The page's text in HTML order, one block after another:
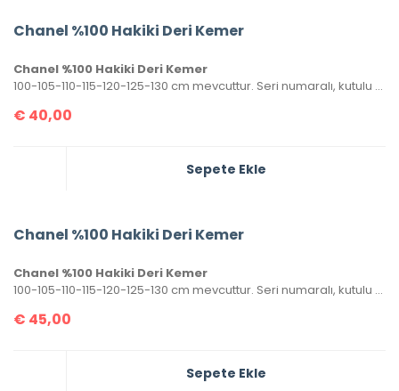
Chanel %100 Hakiki Deri Kemer
Chanel %100 Hakiki Deri Kemer
100-105-110-115-120-125-130 cm mevcuttur. Seri numaralı, kutulu ve sertifikalı olarak gönderilecektir.
€ 40,00
Sepete Ekle
Chanel %100 Hakiki Deri Kemer
Chanel %100 Hakiki Deri Kemer
100-105-110-115-120-125-130 cm mevcuttur. Seri numaralı, kutulu ve sertifikalı olarak gönderilecektir.
€ 45,00
Sepete Ekle